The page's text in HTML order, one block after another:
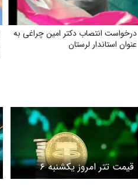
درخواست انتصاب دکتر امین چراغی به
عنوان استاندار لرستان
قیمت تتر امروز یکشنبه ۶
اردیبهشت 1405/افزایش قیمت